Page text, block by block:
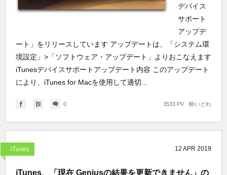
デバイス
サポート
アップデ
ート」をリリースしています アップデートは、「システム環
境設定」>「ソフトウェア・アップデート」よりおこなえます
iTunesデバイスサポートアップデート内容 このアップデート
により、iTunes for Macを使用して適切...
0 酔いどれ
3533 PV
iTunes 12 APR 2019
iTunes、「現在 Geniusの結果を更新できません」の